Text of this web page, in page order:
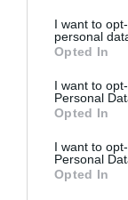
I want to
personal
Opted In
I want to
Personal
Opted In
I want to
Personal
Opted In
την Τέχνη